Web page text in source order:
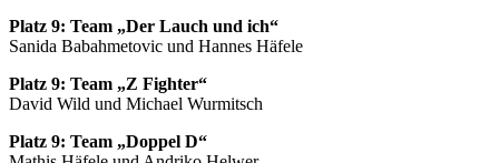
Platz 9: Team „Der Lauch und ich“
Sanida Babahmetovic und Hannes Häfele
Platz 9: Team „Z Fighter“
David Wild und Michael Wurmitsch
Platz 9: Team „Doppel D“